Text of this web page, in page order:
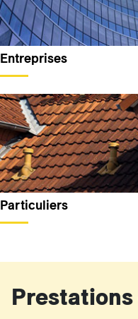
Entreprises
Particuliers
Prestations